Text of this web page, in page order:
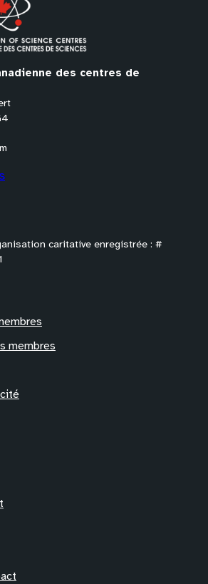
des centres de
caritative enregistrée : #
membres